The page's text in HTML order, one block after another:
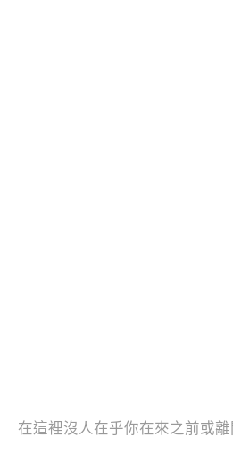
在這裡沒人在乎你在來之前或